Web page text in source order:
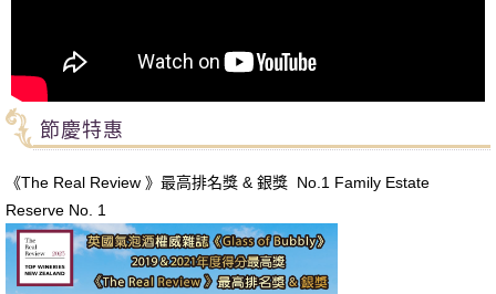
節慶特惠
《The Real Review 》最高排名獎 & 銀獎 No.1 Family Estate
Reserve No. 1